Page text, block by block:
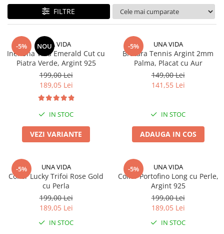
FILTRE
-5% NOU
UNA VIDA
Inel Una Vida Emerald Cut cu
Piatra Verde, Argint 925
199,00 Lei
189,05 Lei
IN STOC
VEZI VARIANTE
-5% UNA VIDA
Bratara Tennis Argint 2mm
Palma, Placat cu Aur
149,00 Lei
141,55 Lei
IN STOC
ADAUGA IN COS
-5% UNA VIDA
Colier Lucky Trifoi Rose Gold
cu Perla
199,00 Lei
189,05 Lei
IN STOC
-5% UNA VIDA
Colier Portofino Long cu Perle,
Argint 925
199,00 Lei
189,05 Lei
IN STOC